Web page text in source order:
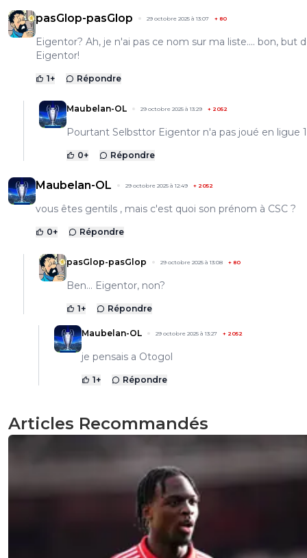
pasGlop-pasGlop 29 octobre 2025 à 13:07 + 80
Eigentor? Ah, je n'ai pas ce nom sur ma liste.... bon, but
Eigentor!
1+ Répondre
Maubelan-OL 29 octobre 2025 à 13:29 + 2052
Pourtant Selbsttor Eigentor n'a pas joué en ligue
0+ Répondre
Maubelan-OL 29 octobre 2025 à 12:49 + 2052
vous êtes gentils , mais c'est quoi son prénom à CSC ?
0+ Répondre
pasGlop-pasGlop 29 octobre 2025 à 13:08 + 80
Ben... Eigentor, non?
1+ Répondre
Maubelan-OL 29 octobre 2025 à 13:27 + 2052
je pensais a Otogol
1+ Répondre
Articles Recommandés